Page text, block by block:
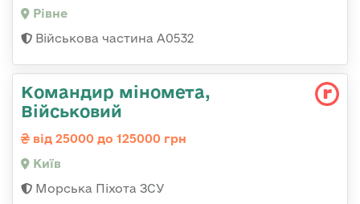
Рівне
Військова частина А0532
Командир міномета,
Військовий
від 25000 до 125000 грн
Київ
Морська Піхота ЗСУ